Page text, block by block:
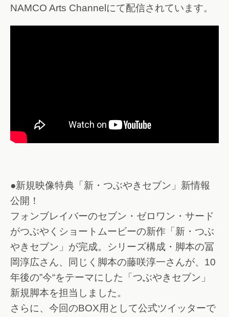
NAMCO Arts Channelにて配信されています。
●新規映像特典「新・つぶやきセブン」新情報
公開！
フォンブレイバーのセブン・ゼロワン・サード
がつぶやくショートムービーの新作「新・つぶ
やきセブン」が完成。シリーズ構成・脚本の冨
岡淳広さん、同じく脚本の藤咲淳一さんが、10
年後の”今“をテーマにした「つぶやきセブン」
新規脚本を担当しました。
さらに、今回のBOX用として公式ツイッターで